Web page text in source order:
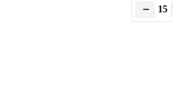
15